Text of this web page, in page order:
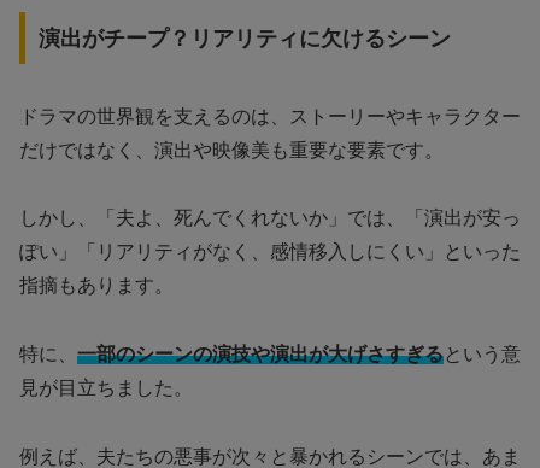
演出がチープ？リアリティに欠けるシーン
ドラマの世界観を支えるのは、ストーリーやキャラクター
だけではなく、演出や映像美も重要な要素です。
しかし、「夫よ、死んでくれないか」では、「演出が安っ
ぽい」「リアリティがなく、感情移入しにくい」といった
指摘もあります。
特に、 一部のシーンの演技や演出が大げさすぎるという意
見が目立ちました。
例えば、夫たちの悪事が次々と暴かれるシーンでは、あま